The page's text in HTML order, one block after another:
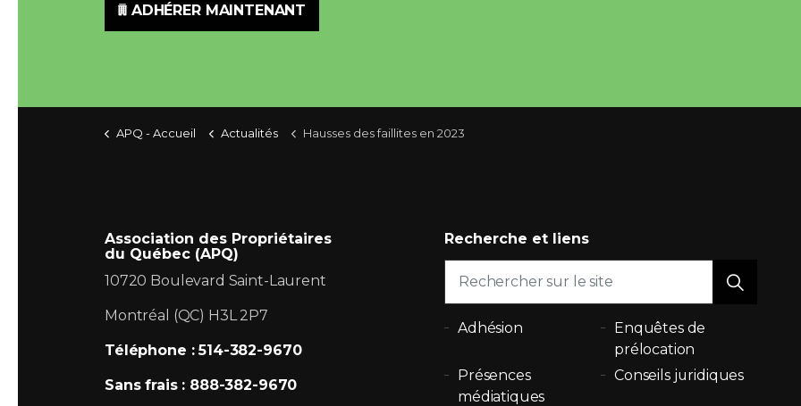
ADHÉRER MAINTENANT
APQ - Accueil Actualités Hausses des faillites en 2023
Association des Propriétaires
du Québec (APQ)
10720 Boulevard Saint-Laurent
Montréal (QC) H3L 2P7
Téléphone : 514-382-9670
Sans frais : 888-382-9670
Recherche et liens
Adhésion
Enquêtes de
prélocation
Présences
médiatiques
Conseils juridiques